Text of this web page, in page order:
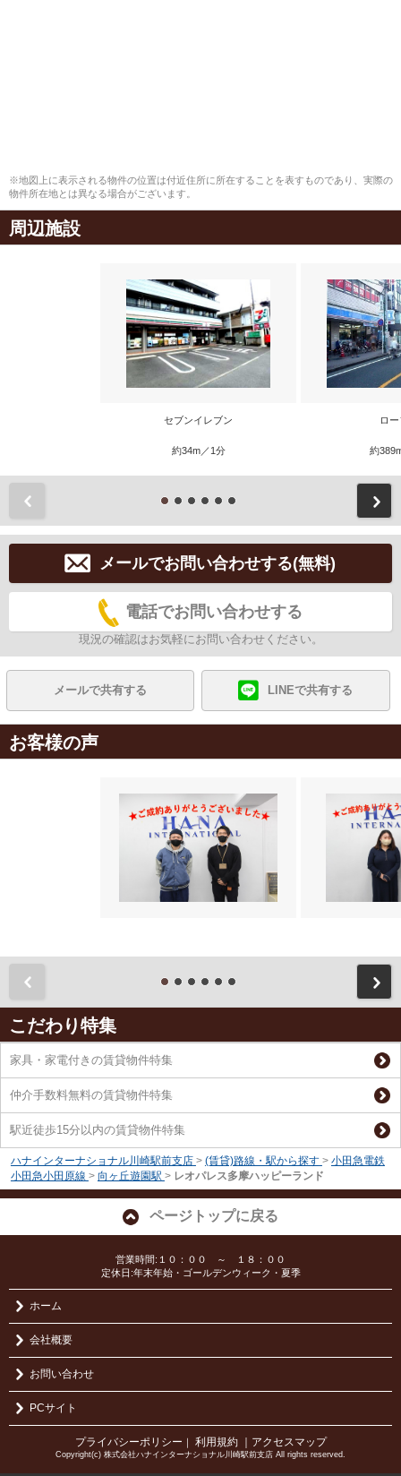
※地図上に表示される物件の位置は付近住所に所在することを表すものであり、実際の
物件所在地とは異なる場合がございます。
周辺施設
セブンイレブン
約34m／1分
ロ
約
メールでお問い合わせする(無料)
電話でお問い合わせする
現況の確認はお気軽にお問い合わせください。
メールで共有する LINEで共有する
お客様の声
こだわり特集
家具・家電付きの賃貸物件特集
仲介手数料無料の賃貸物件特集
駅近徒歩15分以内の賃貸物件特集
ハナインターナショナル川崎駅前支店 > (賃貸)路線・駅から探す > 小田急電鉄
小田急小田原線 > 向ヶ丘遊園駅 > レオパレス多摩ハッピーランド
ページトップに戻る
営業時間:１０：００ ～ １８：００
定休日:年末年始・ゴールデンウィーク・夏季
ホーム
会社概要
お問い合わせ
PCサイト
プライバシーポリシー 利用規約 ｜アクセスマップ
Copyright(c) 株式会社ハナインターナショナル川崎駅前支店 All rights reserved.